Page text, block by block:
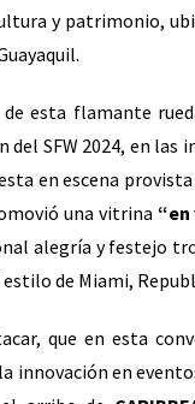
y patrimonio,
de esta flamante
del SFW 2024, en las
en escena
una vitrina “en
alegría y festejo
de Miami,
que en esta
innovación en